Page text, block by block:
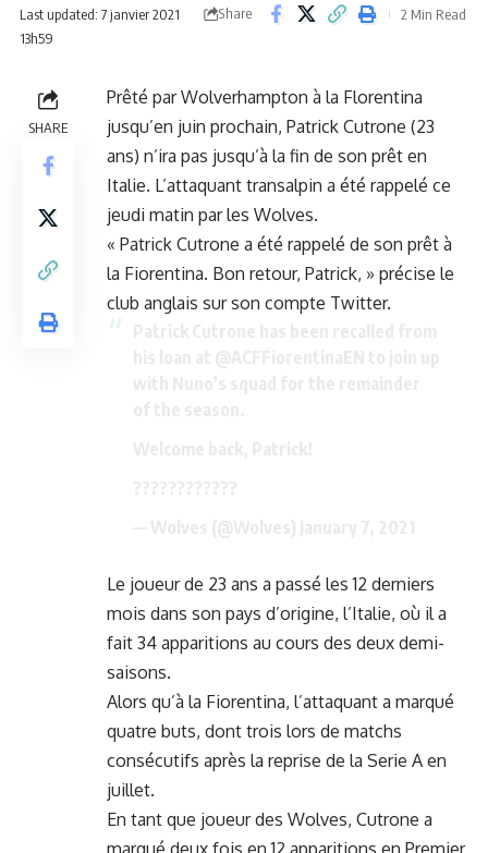
Last updated: 7 janvier 2021
13h59
Share
2 Min Read
SHARE
Prêté par Wolverhampton à la Florentina
jusqu’en juin prochain, Patrick Cutrone (23
ans) n’ira pas jusqu’à la fin de son prêt en
Italie. L’attaquant transalpin a été rappelé ce
jeudi matin par les Wolves.
« Patrick Cutrone a été rappelé de son prêt à
la Fiorentina. Bon retour, Patrick, » précise le
club anglais sur son compte Twitter.
Le joueur de 23 ans a passé les 12 derniers
mois dans son pays d’origine, l’Italie, où il a
fait 34 apparitions au cours des deux demi-
saisons.
Alors qu’à la Fiorentina, l’attaquant a marqué
quatre buts, dont trois lors de matchs
consécutifs après la reprise de la Serie A en
juillet.
En tant que joueur des Wolves, Cutrone a
marqué deux fois en 12 apparitions en Premier